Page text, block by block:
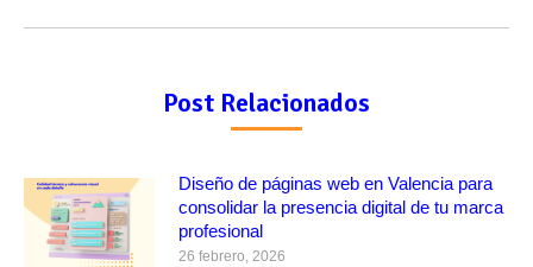
Post Relacionados
Diseño de páginas web en Valencia para
consolidar la presencia digital de tu marca
profesional
26 febrero, 2026